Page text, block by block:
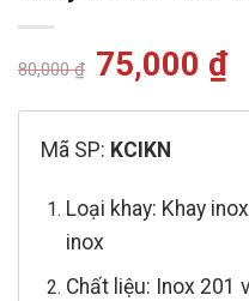
80,000₫ Giá
gốc
75,000 ₫Giá
Mã SP: KCIKN
Loại khay: Khay
inox
Chất liệu: Inox 201